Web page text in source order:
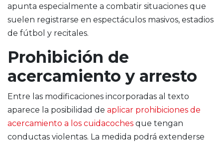
apunta especialmente a combatir situaciones que
suelen registrarse en espectáculos masivos, estadios
de fútbol y recitales.
Prohibición de
acercamiento y arresto
Entre las modificaciones incorporadas al texto
aparece la posibilidad de aplicar prohibiciones de
acercamiento a los cuidacoches que tengan
conductas violentas. La medida podrá extenderse